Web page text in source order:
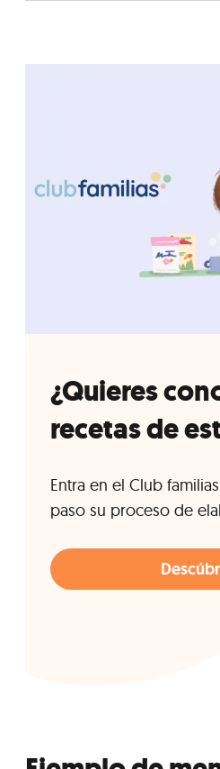
¿Quieres
recetas de
Entra en el Club
paso su proceso de